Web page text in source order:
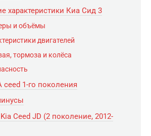
характеристики Киа Сид 3
и объёмы
двигателей
тормоза и колёса
ceed 1-го поколения
Ceed JD (2 поколение, 2012-